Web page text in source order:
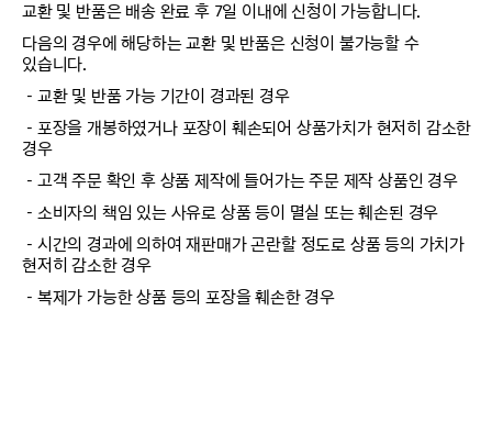
교환 및 반품은 배송 완료 후 7일 이내에 신청이 가능합니다.
다음의 경우에 해당하는 교환 및 반품은 신청이 불가능할 수
있습니다.
－교환 및 반품 가능 기간이 경과된 경우
－포장을 개봉하였거나 포장이 훼손되어 상품가치가 현저히 감소한
경우
－고객 주문 확인 후 상품 제작에 들어가는 주문 제작 상품인 경우
－소비자의 책임 있는 사유로 상품 등이 멸실 또는 훼손된 경우
－시간의 경과에 의하여 재판매가 곤란할 정도로 상품 등의 가치가
현저히 감소한 경우
－복제가 가능한 상품 등의 포장을 훼손한 경우